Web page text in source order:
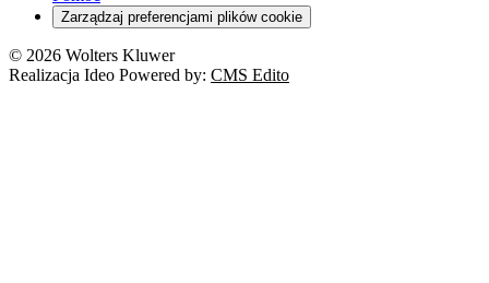
Zarządzaj preferencjami plików cookie
© 2026 Wolters Kluwer
Realizacja Ideo Powered by: CMS Edito